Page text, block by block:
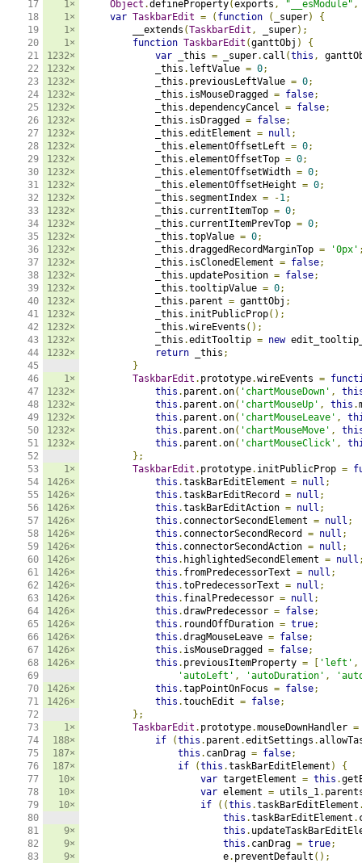
1×
1×
1×
1×
1232×
1232×
1232×
1232×
1232×
1232×
1232×
1232×
1232×
1232×
1232×
1232×
1232×
1232×
1232×
1232×
1232×
1232×
1232×
1232×
1232×
1232×
1232×
1232×
1×
1232×
1232×
1232×
1232×
1232×
1×
1426×
1426×
1426×
1426×
1426×
1426×
1426×
1426×
1426×
1426×
1426×
1426×
1426×
1426×
1426×
1426×
1426×
1×
188×
187×
187×
10×
10×
10×
9×
9×
9×
Object .defineProperty(exports , "__esModule" ,
var TaskbarEdit = ( function ( _super)
{
        __extends
(TaskbarEdit , _super);
function TaskbarEdit (ganttObj )
{
var _this = _super. call (this ,
            _this
. leftValue = 0;
            _this
. previousLeftValue = 0;
            _this
. isMouseDragged = false;
            _this
.dependencyCancel = false;
            _this
. isDragged = false;
            _this
.editElement = null ;
            _this
.elementOffsetLeft = 0;
            _this
.elementOffsetTop = 0;
            _this
.elementOffsetWidth = 0;
            _this
.elementOffsetHeight = 0;
            _this
. segmentIndex = -1;
            _this
. currentItemTop = 0;
            _this
. currentItemPrevTop = 0;
            _this
.topValue = 0;
            _this
.draggedRecordMarginTop = '0px'
            _this
. isClonedElement = false;
            _this
. updatePosition = false;
            _this
.tooltipValue = 0;
            _this
. parent = ganttObj ;
            _this
. initPublicProp();
            _this
.wireEvents ();
            _this
.editTooltip = new
return _this ;
}
TaskbarEdit . prototype.wireEvents =
this . parent .on( 'chartMouseDown' ,
this . parent .on( 'chartMouseUp' , this .
this . parent .on( 'chartMouseLeave' ,
this . parent .on( 'chartMouseMove' ,
this . parent .on( 'chartMouseClick' ,
};
TaskbarEdit . prototype. initPublicProp =
this .taskBarEditElement = null ;
this .taskBarEditRecord = null ;
this .taskBarEditAction = null ;
this . connectorSecondElement = null ;
this . connectorSecondRecord = null ;
this . connectorSecondAction = null ;
this . highlightedSecondElement = null
this . fromPredecessorText = null ;
this .toPredecessorText = null ;
this . finalPredecessor = null ;
this .drawPredecessor = false;
this . roundOffDuration = true;
this .dragMouseLeave = false;
this . isMouseDragged = false;
this . previousItemProperty = 'left' ,
'autoLeft' , 'autoDuration' ,
this .tapPointOnFocus = false;
this .touchEdit = false;
};
TaskbarEdit . prototype.mouseDownHandler =
if
(this . parent .editSettings .
this . canDrag = false;
if
(this .taskBarEditElement )
{
var targetElement = this .
var element = utils_1.
if
((this .taskBarEditElement
this .taskBarEditElement .
this .
this . canDrag = true;
                        e
. preventDefault ();